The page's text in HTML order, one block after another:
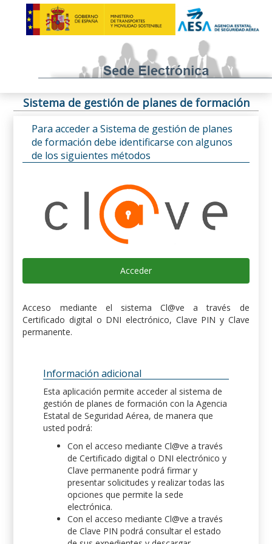
Sistema de gestión de planes de formación
Para acceder a Sistema de gestión de planes
de formación debe identificarse con algunos
de los siguientes métodos
Acceder
Acceso mediante el sistema Cl@ve a través de
Certificado digital o DNI electrónico, Clave PIN y Clave
permanente.
Información adicional
Esta aplicación permite acceder al sistema de
gestión de planes de formación con la Agencia
Estatal de Seguridad Aérea, de manera que
usted podrá:
Con el acceso mediante Cl@ve a través
de Certificado digital o DNI electrónico y
Clave permanente podrá firmar y
presentar solicitudes y realizar todas las
opciones que permite la sede
electrónica.
Con el acceso mediante Cl@ve a través
de Clave PIN podrá consultar el estado